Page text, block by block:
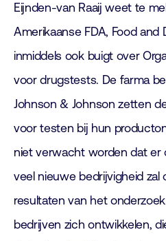
Eijnden-van Raaij weet te
Amerikaanse FDA, Food and
inmiddels ook buigt over
voor drugstests. De farma
Johnson & Johnson zetten
voor testen bij hun
niet verwacht worden dat er
veel nieuwe bedrijvigheid
resultaten van het
bedrijven zich ontwikkelen,